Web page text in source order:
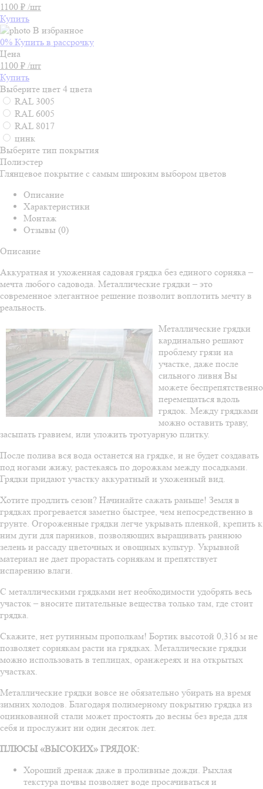
1100 ₽ /шт
Купить
В избранное
0% Купить в рассрочку
Цена
1100 ₽ /шт
Купить
Выберите цвет 4 цвета
RAL 3005
RAL 6005
RAL 8017
цинк
Выберите тип покрытия
Полиэстер
Глянцевое покрытие с самым широким выбором цветов
Описание
Характеристики
Монтаж
Отзывы (0)
Описание
Аккуратная и ухоженная садовая грядка без единого сорняка –
мечта любого садовода. Металлические грядки – это
современное элегантное решение позволит воплотить мечту в
реальность.
Металлические грядки
кардинально решают
проблему грязи на
участке, даже после
сильного ливня Вы
можете беспрепятственно
перемещаться вдоль
грядок. Между грядками
можно оставить траву,
засыпать гравием, или уложить тротуарную плитку.
После полива вся вода останется на грядке, и не будет создавать
под ногами жижу, растекаясь по дорожкам между посадками.
Грядки придают участку аккуратный и ухоженный вид.
Хотите продлить сезон? Начинайте сажать раньше! Земля в
грядках прогревается заметно быстрее, чем непосредственно в
грунте. Огороженные грядки легче укрывать пленкой, крепить к
ним дуги для парников, позволяющих выращивать раннюю
зелень и рассаду цветочных и овощных культур. Укрывной
материал не дает прорастать сорнякам и препятствует
испарению влаги.
С металлическими грядками нет необходимости удобрять весь
участок – вносите питательные вещества только там, где стоит
грядка.
Скажите, нет рутинным прополкам! Бортик высотой 0,316 м не
позволяет сорнякам расти на грядках. Металлические грядки
можно использовать в теплицах, оранжереях и на открытых
участках.
Металлические грядки вовсе не обязательно убирать на время
зимних холодов. Благодаря полимерному покрытию грядка из
оцинкованной стали может простоять до весны без вреда для
себя и прослужит ни один десяток лет.
ПЛЮСЫ «ВЫСОКИХ» ГРЯДОК:
Хороший дренаж даже в проливные дожди. Рыхлая
текстура почвы позволяет воде просачиваться и